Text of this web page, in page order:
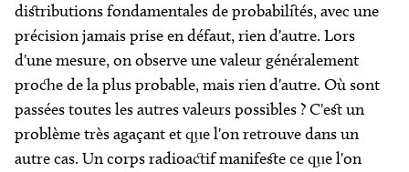
distributions fondamentales de probabilités, avec une
précision jamais prise en défaut, rien d'autre. Lors
d'une mesure, on observe une valeur généralement
proche de la plus probable, mais rien d'autre. Où sont
passées toutes les autres valeurs possibles ? C'est un
problème très agaçant et que l'on retrouve dans un
autre cas. Un corps radioactif manifeste ce que l'on